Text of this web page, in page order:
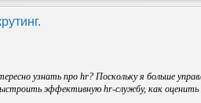
узнать про hr? Поскольку я больше
эффективную hr-службу, как